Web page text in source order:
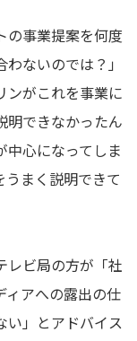
の事業提案を何度
ないのでは？」
ンがこれを事業に
明できなかったん
中心になってしま
うまく説明できて
レビ局の方が「社
ィアへの露出の仕
い」とアドバイス